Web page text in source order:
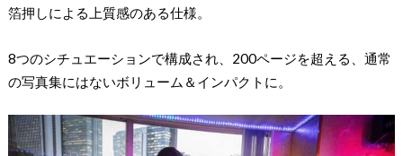
箔押しによる上質感のある仕様。
8つのシチュエーションで構成され、200ページを超える、通常
の写真集にはないボリューム＆インパクトに。